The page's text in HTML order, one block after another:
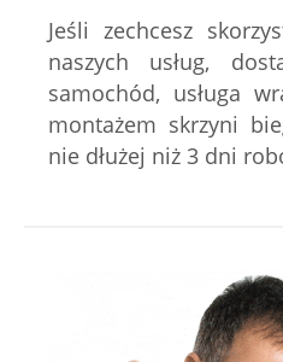
Jeśli zechcesz
naszych usług,
samochód, usługa
montażem skrzyni
nie dłużej niż 3 dni